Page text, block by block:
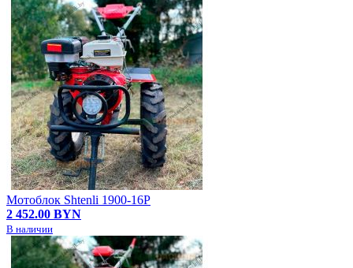
Мотоблок Shtenli 1900-16P
2 452.00 BYN
В наличии